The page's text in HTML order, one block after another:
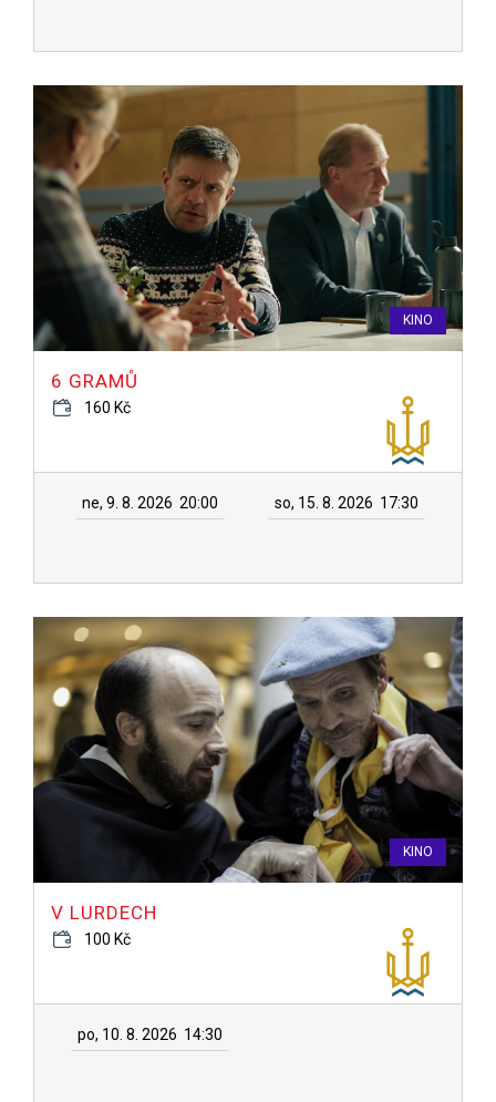
KINO
6 GRAMŮ
160 Kč
ne, 9. 8. 2026 20:00 so, 15. 8. 2026 17:30
KINO
V LURDECH
100 Kč
po, 10. 8. 2026 14:30